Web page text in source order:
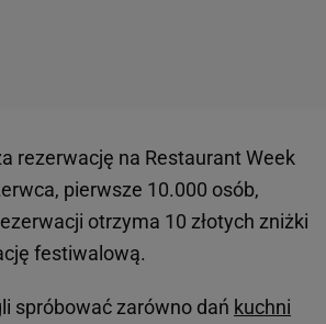
rezerwację na Restaurant Week
pierwsze 10.000 osób,
otrzyma 10 złotych zniżki
festiwalową.
spróbować zarówno dań kuchni